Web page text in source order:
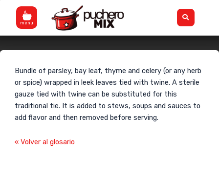
content
Flyout
Menu
Bouquet garnie
Bundle of parsley, bay leaf, thyme and celery (or any herb
or spice) wrapped in leek leaves tied with twine. A sterile
gauze tied with twine can be substituted for this
traditional tie. It is added to stews, soups and sauces to
add flavor and then removed before serving.
« Volver al glosario